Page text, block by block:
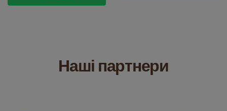
Наші партнери